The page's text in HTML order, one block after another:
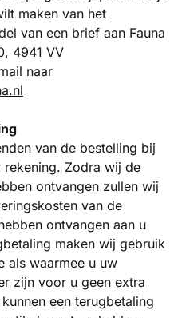
maken van het
van een brief aan Fauna
4941 VV
naar
van de bestelling bij
Zodra wij de
ontvangen zullen wij
van de
ontvangen aan u
maken wij gebruik
als waarmee u uw
zijn voor u geen extra
een terugbetaling